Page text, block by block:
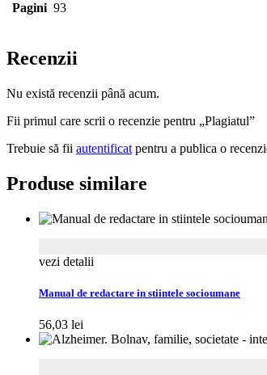
Pagini 93
Recenzii
Nu există recenzii până acum.
Fii primul care scrii o recenzie pentru „Plagiatul”
Trebuie să fii autentificat pentru a publica o
Produse similare
vezi detalii
Manual de redactare in stiintele socioumane
56,03 lei